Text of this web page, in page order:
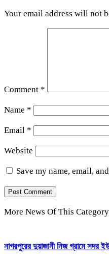
Your email address will not
Comment *
Name *
Email *
Website
Save my name, email,
More News Of This Category
নাগরপুরের দুয়াজানী নিজ গ্রামে সদর